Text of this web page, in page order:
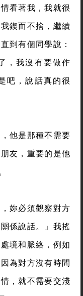
看著我，我就很
鍥而不捨，繼續
到有個同學說：
，我沒有要做作
吧，說話真的很
他是那種不需要
友，重要的是他
妳必須觀察對方
係說話。」我搖
境和脈絡，例如
為對方沒有時間
，就不需要交淺